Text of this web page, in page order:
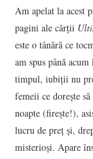
Am apelat la acest
pagini ale cărţii
este o tânără ce
am spus până
timpul, iubiţii nu
femeii ce doreşte
noapte (fireşte!),
lucru de preţ şi,
misterioşi. Apare